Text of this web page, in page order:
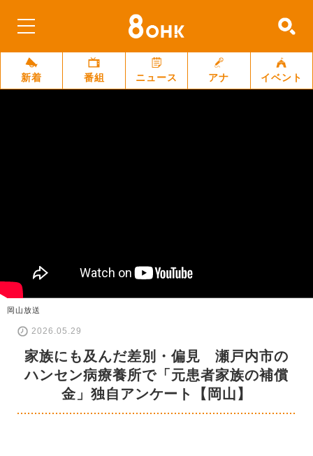
新着 番組 ニュース アナ イベント
岡山放送
2026.05.29
家族にも及んだ差別・偏見 瀬戸内市の
ハンセン病療養所で「元患者家族の補償
金」独自アンケート【岡山】